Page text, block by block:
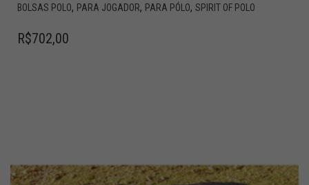
BOLSAS POLO, PARA JOGADOR, PARA PÓLO, SPIRIT OF POLO
R$702,00